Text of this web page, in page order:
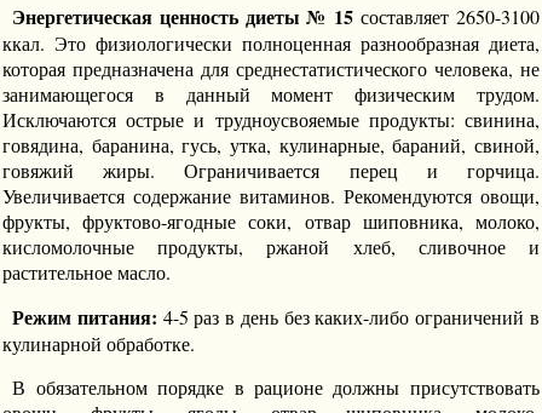
Энергетическая ценность диеты № 15 составляет 2650-3100
ккал. Это физиологически полноценная разнообразная диета,
которая предназначена для среднестатистического человека, не
занимающегося в данный момент физическим трудом.
Исключаются острые и трудноусвояемые продукты: свинина,
говядина, баранина, гусь, утка, кулинарные, бараний, свиной,
говяжий жиры. Ограничивается перец и горчица.
Увеличивается содержание витаминов. Рекомендуются овощи,
фрукты, фруктово-ягодные соки, отвар шиповника, молоко,
кисломолочные продукты, ржаной хлеб, сливочное и
растительное масло.
Режим питания: 4-5 раз в день без каких-либо ограничений в
кулинарной обработке.
В обязательном порядке в рационе должны присутствовать